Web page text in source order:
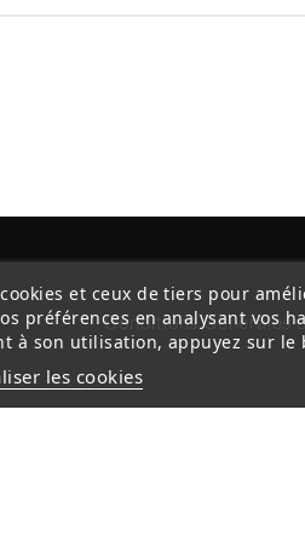
Conditions Générales
et ceux de tiers pour
préférences en analysant vos
à son utilisation, appuyez sur le
les cookies